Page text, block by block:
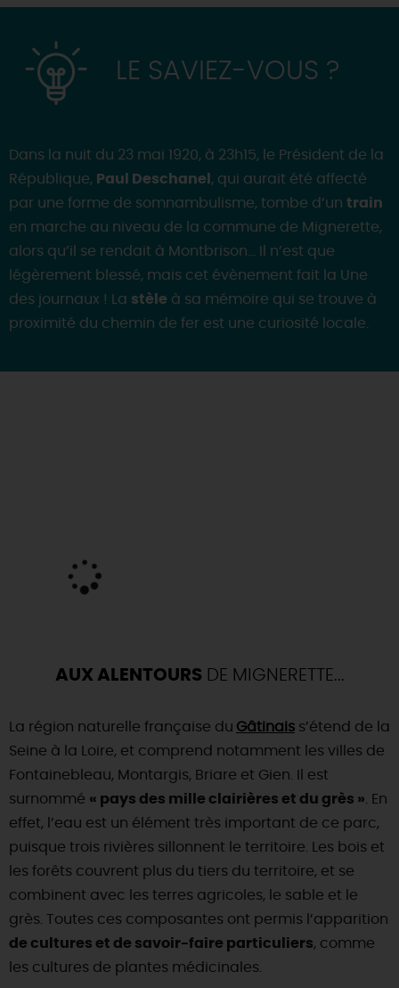
LE SAVIEZ-VOUS ?
Dans la nuit du 23 mai 1920, à 23h15, le Président de la
République, Paul Deschanel , qui aurait été affecté
par une forme de somnambulisme, tombe d’un train
en marche au niveau de la commune de Mignerette,
alors qu’il se rendait à Montbrison… Il n’est que
légèrement blessé, mais cet évènement fait la Une
des journaux ! La stèle à sa mémoire qui se trouve à
proximité du chemin de fer est une curiosité locale.
AUX ALENTOURS DE MIGNERETTE...
La région naturelle française du Gâtinais s’étend de la
Seine à la Loire, et comprend notamment les villes de
Fontainebleau, Montargis, Briare et Gien. Il est
surnommé « pays des mille clairières et du grès » . En
effet, l’eau est un élément très important de ce parc,
puisque trois rivières sillonnent le territoire. Les bois et
les forêts couvrent plus du tiers du territoire, et se
combinent avec les terres agricoles, le sable et le
grès. Toutes ces composantes ont permis l’apparition
de cultures et de savoir-faire particuliers, comme
les cultures de plantes médicinales.